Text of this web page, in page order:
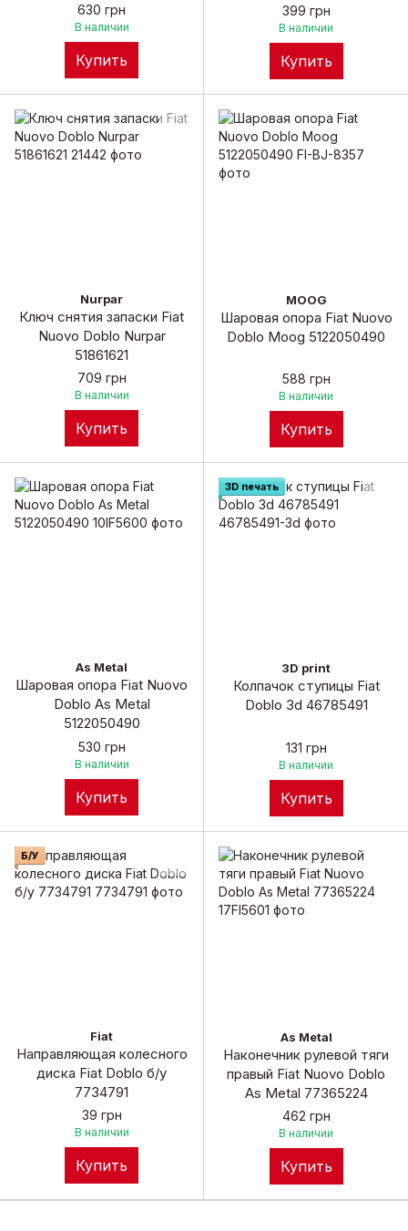
630 грн
В наличии
Купить
399 грн
В наличии
Купить
Nurpar
Ключ снятия запаски Fiat
Nuovo Doblo Nurpar
51861621
709 грн
В наличии
Купить
MOOG
Шаровая опора Fiat Nuovo
Doblo Moog 5122050490
588 грн
В наличии
Купить
As Metal
Шаровая опора Fiat Nuovo
Doblo As Metal
5122050490
530 грн
В наличии
Купить
3D печать
3D print
Колпачок ступицы Fiat
Doblo 3d 46785491
131 грн
В наличии
Купить
Б/У
Fiat
Направляющая колесного
диска Fiat Doblo б/у
7734791
39 грн
В наличии
Купить
As Metal
Наконечник рулевой тяги
правый Fiat Nuovo Doblo
As Metal 77365224
462 грн
В наличии
Купить